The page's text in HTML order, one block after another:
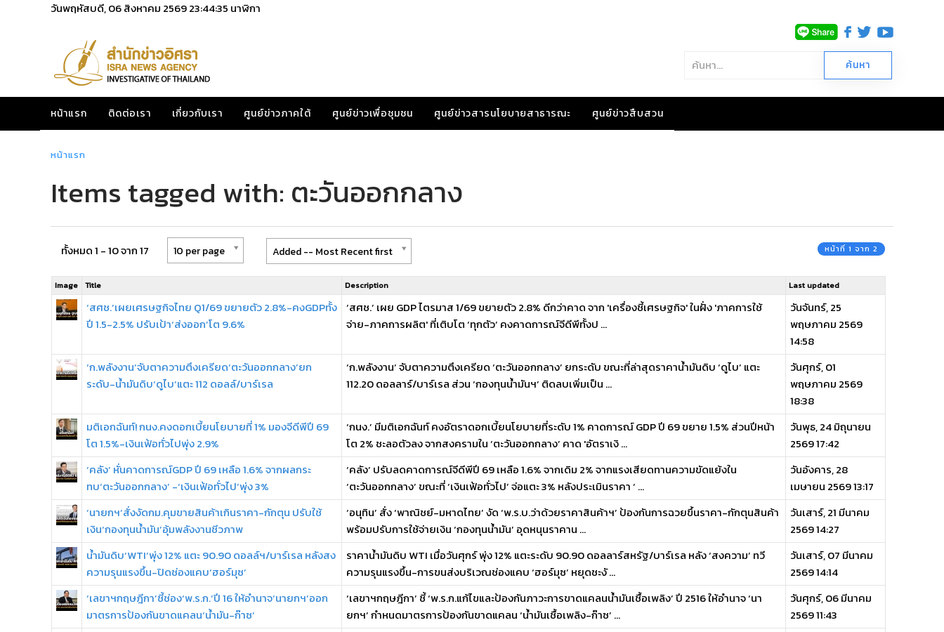
วันพฤหัสบดี, 06 สิงหาคม 256923:44:35 นาฬิกา
หน้าแรก ติดต่อเรา เกี่ยวกับเรา ศูนย์ข่าวภาคใต้ ศูนย์ข่าวเพื่อชุมชน ศูนย์ข่าวสารนโยบายสาธารณะ ศูนย์ข่าวสืบสวน
หน้าแรก
Items tagged with: ตะวันออกกลาง
ทั้งหมด 1 - 10 จาก 17 10 per page Added -- Most Recent first หน้าที่ 1 จาก 2
Image Title Description Last updated
‘สศช.’เผยเศรษฐกิจไทย Q1/69 ขยายตัว 2.8%-คงGDPทั้ง
ปี 1.5-2.5% ปรับเป้า‘ส่งออก’โต 9.6%
‘สศช.’ เผย GDP ไตรมาส 1/69 ขยายตัว 2.8% ดีกว่าคาด จาก 'เครื่องชี้เศรษฐกิจ' ในฝั่ง 'ภาคการใช้
จ่าย-ภาคการผลิต' ที่เติบโต ‘ทุกตัว’ คงคาดการณ์จีดีพีทั้งป ...
วันจันทร์, 25
พฤษภาคม 2569
14:58
‘ก.พลังงาน’จับตาความตึงเครียด‘ตะวันออกกลาง’ยก
ระดับ-น้ำมันดิบ‘ดูไบ’แตะ 112 ดอลล์/บาร์เรล
‘ก.พลังงาน’ จับตาความตึงเครียด ‘ตะวันออกกลาง’ ยกระดับ ขณะที่ล่าสุดราคาน้ำมันดิบ ‘ดูไบ’ แตะ
112.20 ดอลลาร์/บาร์เรล ส่วน ‘กองทุนน้ำมันฯ’ ติดลบเพิ่มเป็น ...
วันศุกร์, 01
พฤษภาคม 2569
18:38
มติเอกฉันท์! กนง.คงดอกเบี้ยนโยบายที่ 1% มองจีดีพีปี 69
โต 1.5%-เงินเฟ้อทั่วไปพุ่ง 2.9%
‘กนง.’ มีมติเอกฉันท์ คงอัตราดอกเบี้ยนโยบายที่ระดับ 1% คาดการณ์ GDP ปี 69 ขยาย 1.5% ส่วนปีหน้า
โต 2% ชะลอตัวลง จากสงครามใน ‘ตะวันออกกลาง’ คาด 'อัตราเงิ ...
วันพุธ, 24 มิถุนายน
2569 17:42
‘คลัง’ หั่นคาดการณ์GDP ปี 69 เหลือ 1.6% จากผลกระ
ทบ‘ตะวันออกกลาง’ -‘เงินเฟ้อทั่วไป’พุ่ง 3%
‘คลัง’ ปรับลดคาดการณ์จีดีพีปี 69 เหลือ 1.6% จากเดิม 2% จากแรงเสียดทานความขัดแย้งใน
‘ตะวันออกกลาง’ ขณะที่ ‘เงินเฟ้อทั่วไป’ จ่อแตะ 3% หลังประเมินราคา ‘ ...
วันอังคาร, 28
เมษายน 2569 13:17
‘นายกฯ’สั่งงัดกม.คุมขายสินค้าเกินราคา-กักตุน ปรับใช้
เงิน‘กองทุนน้ำมัน’อุ้มพลังงานชีวภาพ
‘อนุทิน’ สั่ง ‘พาณิชย์-มหาดไทย’ งัด ‘พ.ร.บ.ว่าด้วยราคาสินค้าฯ’ ป้องกันการฉวยขึ้นราคา-กักตุนสินค้า
พร้อมปรับการใช้จ่ายเงิน ‘กองทุนน้ำมัน’ อุดหนุนราคาน ...
วันเสาร์, 21 มีนาคม
2569 14:27
น้ำมันดิบ‘WTI’พุ่ง 12% แตะ 90.90 ดอลล์ฯ/บาร์เรล หลังสง
ความรุนแรงขึ้น-ปิดช่องแคบ‘ฮอร์มุซ’
ราคาน้ำมันดิบ WTI เมื่อวันศุกร์ พุ่ง 12% แตะระดับ 90.90 ดอลลาร์สหรัฐ/บาร์เรล หลัง ‘สงความ’ ทวี
ความรุนแรงขึ้น-การขนส่งบริเวณช่องแคบ ‘ฮอร์มุซ’ หยุดชะงั ...
วันเสาร์, 07 มีนาคม
2569 14:14
‘เลขาฯกฤษฎีกา’ชี้ช่อง‘พ.ร.ก.’ปี 16 ให้อำนาจ‘นายกฯ’ออก
มาตรการป้องกันขาดแคลน‘น้ำมัน-ก๊าซ’
‘เลขาฯกฤษฎีกา’ ชี้ ‘พ.ร.ก.แก้ไขและป้องกันภาวะการขาดแคลนน้ำมันเชื้อเพลิง’ ปี 2516 ให้อำนาจ ‘นา
ยกฯ’ กำหนดมาตรการป้องกันขาดแคลน ‘น้ำมันเชื้อเพลิง-ก๊าซ’ ...
วันศุกร์, 06 มีนาคม
2569 11:43